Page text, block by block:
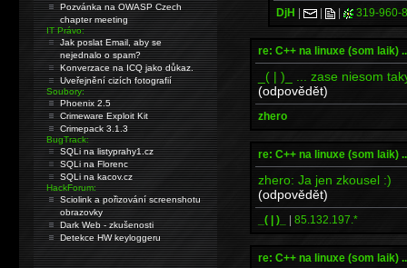
DjH | | | 319-960-
re: C++ na linuxe (som laik)
_( | )_ ... zase niesom
(odpovědět)
zhero
re: C++ na linuxe (som laik)
zhero: Ja jen zkousel :)
(odpovědět)
_( | )_ | 85.132.197.*
re: C++ na linuxe (som laik)
Pozvánka na OWASP Czech
chapter meeting
IT Právo:
Jak poslat Email, aby se
nejednalo o spam?
Konverzace na ICQ jako důkaz.
Uveřejnění cizích fotografií
Soubory:
Phoenix 2.5
Crimeware Exploit Kit
Crimepack 3.1.3
BugTrack:
SQLi na listyprahy1.cz
SQLi na Florenc
SQLi na kacov.cz
HackForum:
Sciolink a pořizování screenshotu
obrazovky
Dark Web - zkušenosti
Detekce HW keyloggeru